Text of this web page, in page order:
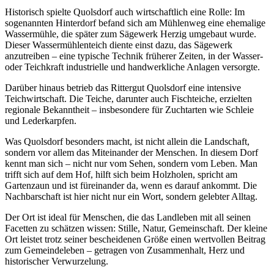
Historisch spielte Quolsdorf auch wirtschaftlich eine Rolle: Im
sogenannten Hinterdorf befand sich am Mühlenweg eine ehemalige
Wassermühle, die später zum Sägewerk Herzig umgebaut wurde.
Dieser Wassermühlenteich diente einst dazu, das Sägewerk
anzutreiben – eine typische Technik früherer Zeiten, in der Wasser-
oder Teichkraft industrielle und handwerkliche Anlagen versorgte.
Darüber hinaus betrieb das Rittergut Quolsdorf eine intensive
Teichwirtschaft. Die Teiche, darunter auch Fischteiche, erzielten
regionale Bekanntheit – insbesondere für Zuchtarten wie Schleie
und Lederkarpfen.
Was Quolsdorf besonders macht, ist nicht allein die Landschaft,
sondern vor allem das Miteinander der Menschen. In diesem Dorf
kennt man sich – nicht nur vom Sehen, sondern vom Leben. Man
trifft sich auf dem Hof, hilft sich beim Holzholen, spricht am
Gartenzaun und ist füreinander da, wenn es darauf ankommt. Die
Nachbarschaft ist hier nicht nur ein Wort, sondern gelebter Alltag.
Der Ort ist ideal für Menschen, die das Landleben mit all seinen
Facetten zu schätzen wissen: Stille, Natur, Gemeinschaft. Der kleine
Ort leistet trotz seiner bescheidenen Größe einen wertvollen Beitrag
zum Gemeindeleben – getragen von Zusammenhalt, Herz und
historischer Verwurzelung.